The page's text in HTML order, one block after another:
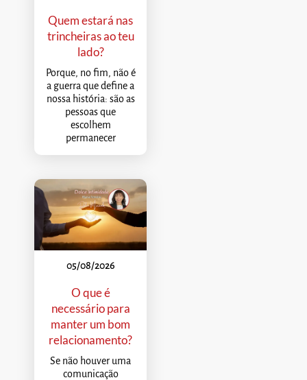
Quem estará nas
trincheiras ao teu
lado?
Porque, no fim, não é
a guerra que define a
nossa história: são as
pessoas que
escolhem
permanecer
05/08/2026
O que é
necessário para
manter um bom
relacionamento?
Se não houver uma
comunicação